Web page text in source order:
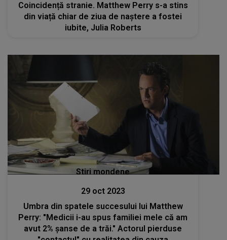
Coincidență stranie. Matthew Perry s-a stins
din viață chiar de ziua de naștere a fostei
iubite, Julia Roberts
Stiri mondene
29 oct 2023
Umbra din spatele succesului lui Matthew
Perry: "Medicii i-au spus familiei mele că am
avut 2% şanse de a trăi." Actorul pierduse